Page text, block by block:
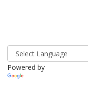
Powered by